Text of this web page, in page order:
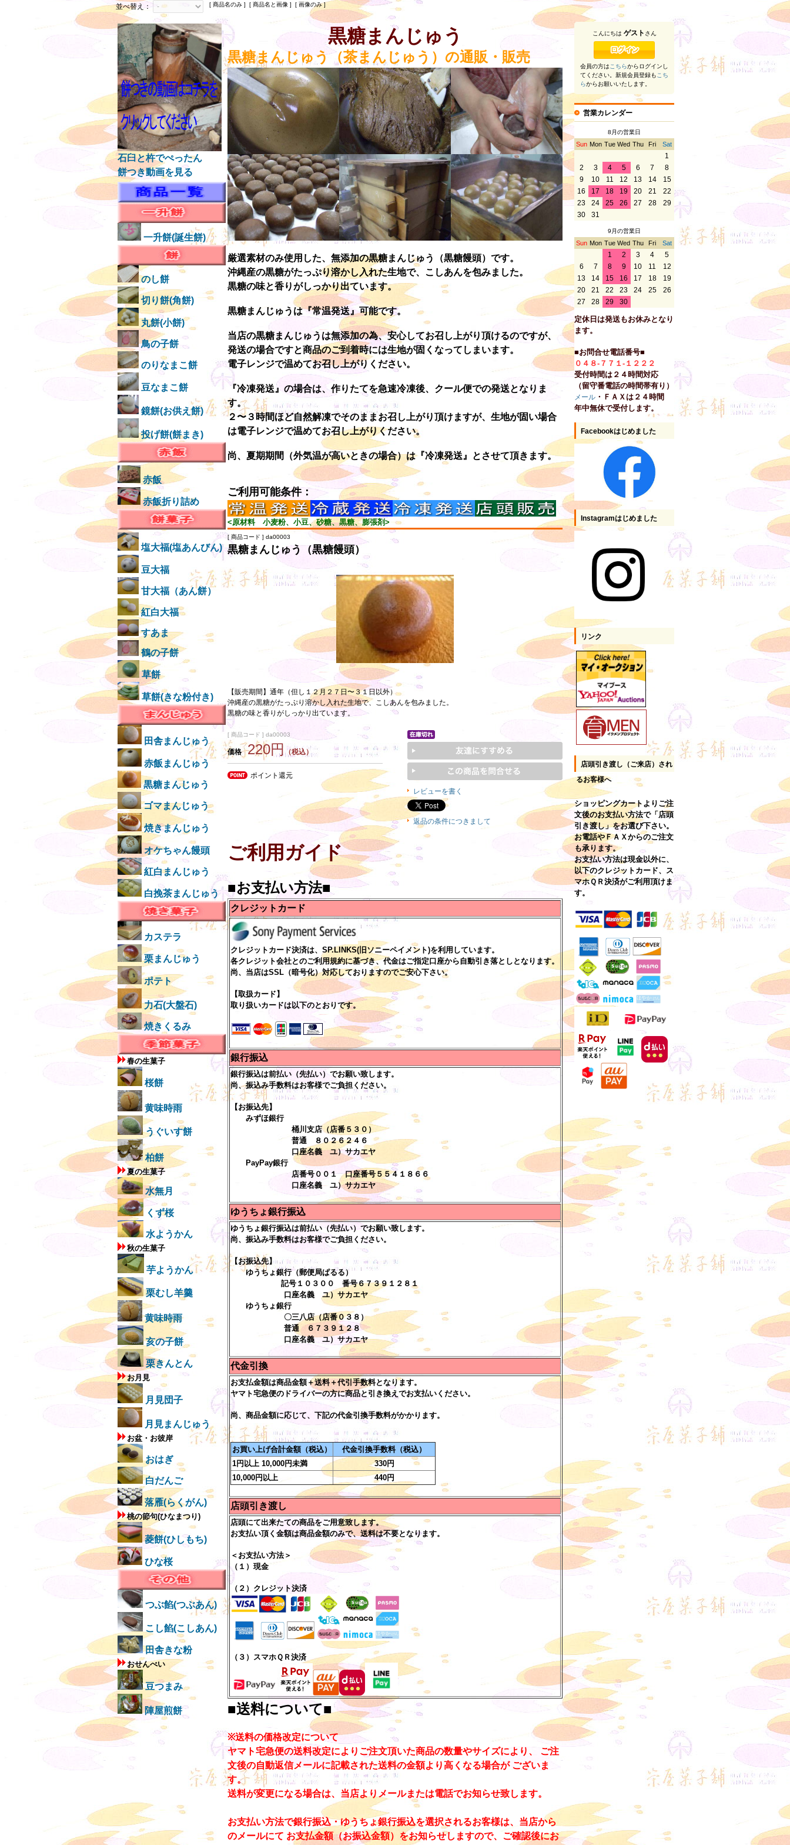
並べ替え： [ 商品名のみ ] [ 商品名と画像 ] [ 画像のみ ]
黒糖まんじゅう
黒糖まんじゅう（茶まんじゅう）の通販・販売
厳選素材のみ使用した、無添加の黒糖まんじゅう（黒糖饅頭）です。
沖縄産の黒糖がたっぷり溶かし入れた生地で、こしあんを包みました。
黒糖の味と香りがしっかり出ています。
黒糖まんじゅうは『常温発送』可能です。
当店の黒糖まんじゅうは無添加の為、安心してお召し上がり頂けるのですが、
発送の場合ですと商品のご到着時には生地が固くなってしまいます。
電子レンジで温めてお召し上がりください。
『冷凍発送』の場合は、作りたてを急速冷凍後、クール便での発送となりま
す。
２〜３時間ほど自然解凍でそのままお召し上がり頂けますが、生地が固い場合
は電子レンジで温めてお召し上がりください。
尚、夏期期間（外気温が高いときの場合）は『冷凍発送』とさせて頂きます。
ご利用可能条件：
<原材料 小麦粉、小豆、砂糖、黒糖、膨張剤>
[ 商品コード ] da00003
黒糖まんじゅう（黒糖饅頭）
【販売期間】通年（但し１２月２７日〜３１日以外）
沖縄産の黒糖がたっぷり溶かし入れた生地で、こしあんを包みました。
黒糖の味と香りがしっかり出ています。
[ 商品コード ] da00003
価格 220円 （税込）
ポイント還元
レビューを書く
返品の条件につきまして
ご利用ガイド
■お支払い方法■
クレジットカード
クレジットカード決済は、SP.LINKS(旧ソニーペイメント)を利用しています。
各クレジット会社とのご利用規約に基づき、代金はご指定口座から自動引き落としとなります。
尚、当店はSSL（暗号化）対応しておりますのでご安心下さい。
【取扱カード】
取り扱いカードは以下のとおりです。
銀行振込
銀行振込は前払い（先払い）でお願い致します。
尚、振込み手数料はお客様でご負担ください。
【お振込先】
みずほ銀行
桶川支店（店番５３０）
普通 ８０２６２４６
口座名義 ユ）サカエヤ
PayPay銀行
店番号００１ 口座番号５５４１８６６
口座名義 ユ）サカエヤ
ゆうちょ銀行振込
ゆうちょ銀行振込は前払い（先払い）でお願い致します。
尚、振込み手数料はお客様でご負担ください。
【お振込先】
ゆうちょ銀行（郵便局ぱるる）
記号１０３００ 番号６７３９１２８１
口座名義 ユ）サカエヤ
ゆうちょ銀行
〇三八店（店番０３８）
普通 ６７３９１２８
口座名義 ユ）サカエヤ
代金引換
お支払金額は商品金額＋送料＋代引手数料となります。
ヤマト宅急便のドライバーの方に商品と引き換えでお支払いください。
尚、商品金額に応じて、下記の代金引換手数料がかかります。
お買い上げ合計金額（税込）
代金引換手数料（税込）
1円以上 10,000円未満
330円
10,000円以上
440円
店頭引き渡し
店頭にて出来たての商品をご用意致します。
お支払い頂く金額は商品金額のみで、送料は不要となります。
＜お支払い方法＞
（１）現金
（２）クレジット決済
（３）スマホＱＲ決済
■送料について■
※送料の価格改定について
ヤマト宅急便の送料改定によりご注文頂いた商品の数量やサイズにより、 ご注
文後の自動返信メールに記載された送料の金額より高くなる場合が ございま
す。
送料が変更になる場合は、当店よりメールまたは電話でお知らせ致します。
お支払い方法で銀行振込・ゆうちょ銀行振込を選択されるお客様は、当店から
のメールにて お支払金額（お振込金額）をお知らせしますので、ご確認後にお
石臼と杵でぺったん
餅つき動画を見る
一升餅(誕生餅)
のし餅
切り餅(角餅)
丸餅(小餅)
鳥の子餅
のりなまこ餅
豆なまこ餅
鏡餅(お供え餅)
投げ餅(餅まき)
赤飯
赤飯折り詰め
塩大福(塩あんびん)
豆大福
甘大福（あん餅）
紅白大福
すあま
鶴の子餅
草餅
草餅(きな粉付き)
田舎まんじゅう
赤飯まんじゅう
黒糖まんじゅう
ゴマまんじゅう
焼きまんじゅう
オケちゃん饅頭
紅白まんじゅう
白挽茶まんじゅう
カステラ
栗まんじゅう
ポテト
力石(大盤石)
焼きくるみ
春の生菓子
桜餅
黄味時雨
うぐいす餅
柏餅
夏の生菓子
水無月
くず桜
水ようかん
秋の生菓子
芋ようかん
栗むし羊羹
黄味時雨
亥の子餅
栗きんとん
お月見
月見団子
月見まんじゅう
お盆・お彼岸
おはぎ
白だんご
落雁(らくがん)
桃の節句(ひなまつり)
菱餅(ひしもち)
ひな桜
つぶ餡(つぶあん)
こし餡(こしあん)
田舎きな粉
おせんべい
豆つまみ
陣屋煎餅
こんにちは ゲスト さん
会員の方はこちらからログインし
てください。新規会員登録もこち
らからお願いいたします。
営業カレンダー
8月の営業日
Sun Mon Tue Wed Thu Fri Sat
1
2
3 4 5 6 7
8
9
10 11 12 13 14
15
16
17 18 19 20 21
22
23
24 25 26 27 28
29
30
31
9月の営業日
Sun Mon Tue Wed Thu Fri Sat
1 2 3 4
5
6
7 8 9 10 11
12
13
14 15 16 17 18
19
20
21 22 23 24 25
26
27
28 29 30
定休日は発送もお休みとなり
ます。
■お問合せ電話番号■
０４８-７７１-１２２２
受付時間は２４時間対応
（留守番電話の時間帯有り）
メール ・ＦＡＸは２４時間
年中無休で受付します。
Facebookはじめました
Instagramはじめました
リンク
店頭引き渡し（ご来店）され
るお客様へ
ショッピングカートよりご注
文後のお支払い方法で「店頭
引き渡し」をお選び下さい。
お電話やＦＡＸからのご注文
も承ります。
お支払い方法は現金以外に、
以下のクレジットカード、ス
マホＱＲ決済がご利用頂けま
す。